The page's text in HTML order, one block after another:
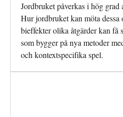
Jordbruket påverkas i hög
Hur jordbruket kan möta
bieffekter olika åtgärder kan få
som bygger på nya metoder
och kontextspecifika spel.